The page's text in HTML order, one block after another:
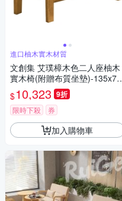
進口柚木實木材質
文創集 艾璞樟木色二人座柚木
實木椅(附贈布質坐墊)-135x74
x102cm免組
$10,323 9折
限時下殺 券
加入購物車